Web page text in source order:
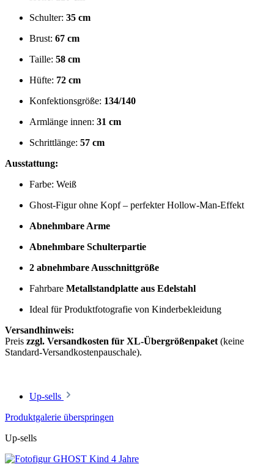
Schulter: 35 cm
Brust: 67 cm
Taille: 58 cm
Hüfte: 72 cm
Konfektionsgröße: 134/140
Armlänge innen: 31 cm
Schrittlänge: 57 cm
Ausstattung:
Farbe: Weiß
Ghost-Figur ohne Kopf – perfekter Hollow-Man-Effekt
Abnehmbare Arme
Abnehmbare Schulterpartie
2 abnehmbare Ausschnittgröße
Fahrbare Metallstandplatte aus Edelstahl
Ideal für Produktfotografie von Kinderbekleidung
Versandhinweis:
Preis zzgl. Versandkosten für XL-Übergrößenpaket (keine
Standard-Versandkostenpauschale).
Up-sells
Produktgalerie überspringen
Up-sells